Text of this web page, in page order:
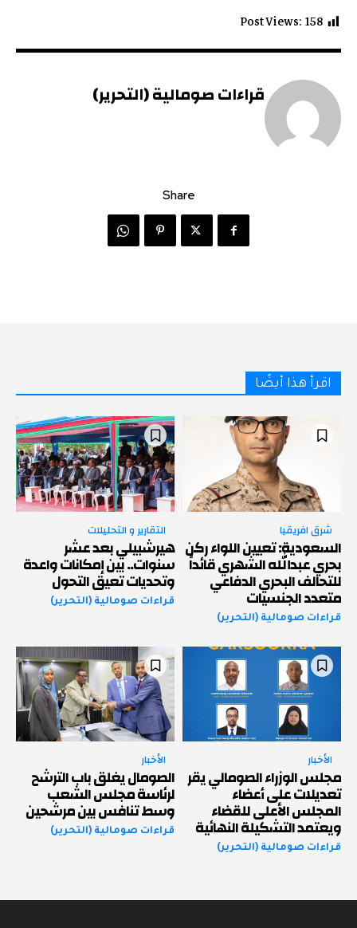
Post Views: 158
قراءات صومالية (التحرير)
Share
اقرأ هذا أيضًا
شرق افريقيا
السعودية: تعيين اللواء ركن
بحري عبدالله الشهري قائداً
للتحالف البحري الدفاعي
متعدد الجنسيات
قراءات صومالية (التحرير)
التقارير و التحليلات
هيرشبيلي بعد عشر
سنوات.. بين إمكانات واعدة
وتحديات تعيق التحول
قراءات صومالية (التحرير)
الأخبار
مجلس الوزراء الصومالي يقر
تعديلات على أعضاء
المجلس الأعلى للقضاء
ويعتمد التشكيلة النهائية
قراءات صومالية (التحرير)
الأخبار
الصومال يغلق باب الترشح
لرئاسة مجلس الشعب
وسط تنافس بين مرشحين
قراءات صومالية (التحرير)